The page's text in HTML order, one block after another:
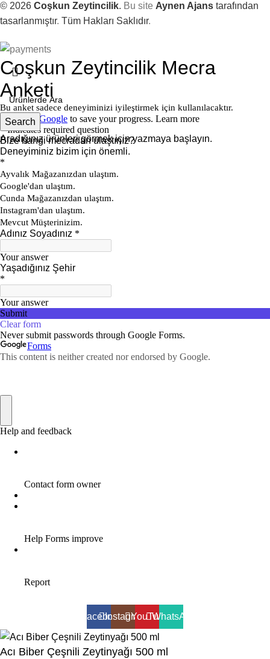
© 2026 Coşkun Zeytincilik. Bu site Aynen Ajans tarafından
tasarlanmıştır. Tüm Hakları Saklıdır.
Search
Aradığınız ürünleri görmek için yazmaya başlayın.
FacebookInstagramYouTubeWhatsApp
Acı Biber Çeşnili Zeytinyağı 500 ml